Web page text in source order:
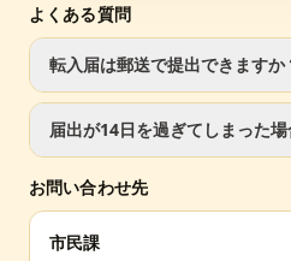
必要書類
転出証明書（前住所地で
マイナンバーカードまた
印鑑
よくある質問
転入届は郵送で提出できますか
転入届は窓口での手続きが必
送で手続き可能です。
届出が14日を過ぎてしまった
ない場合は5万円以下の過料が
お問い合わせ先
市民課